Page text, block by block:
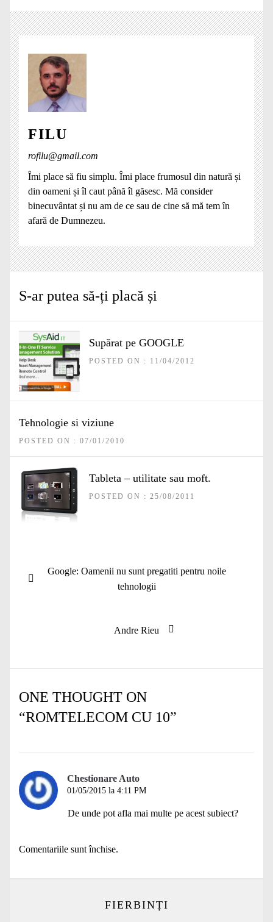
FILU
rofilu@gmail.com
Îmi place să fiu simplu. Îmi place frumosul din natură și
din oameni și îl caut până îl găsesc. Mă consider
binecuvântat și nu am de ce sau de cine să mă tem în
afară de Dumnezeu.
S-ar putea să-ți placă și
Supărat pe GOOGLE
POSTED ON : 11/04/2012
Tehnologie si viziune
POSTED ON : 07/01/2010
Tableta – utilitate sau moft.
POSTED ON : 25/08/2011
în
Articolul
Google: Oamenii nu sunt pregatiti pentru noile
tehnologii
Articolul
Andre Rieu
ONE THOUGHT ON
“ROMTELECOM CU 10”
Chestionare Auto
01/05/2015 la 4:11 PM
De unde pot afla mai multe pe acest subiect?
Comentariile sunt închise.
FIERBINȚI